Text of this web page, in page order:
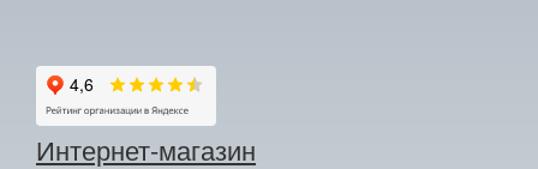
Интернет-магазин